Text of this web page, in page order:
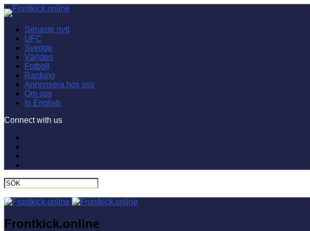
Senaste nytt
UFC
Sverige
Världen
Fotboll
Ranking
Annonsera hos oss
Om oss
In English
Connect with us
Frontkick.online